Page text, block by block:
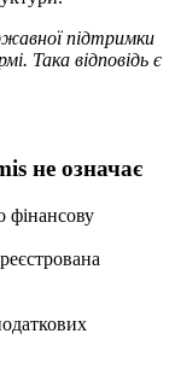
підтримки
Така відповідь є
не означає
фінансову